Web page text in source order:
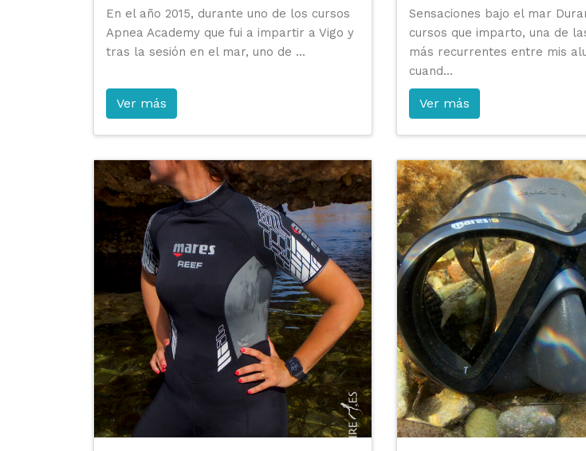
En el año 2015, durante uno de los cursos
Apnea Academy que fui a impartir a Vigo y
tras la sesión en el mar, uno de ...
Ver más
Sensaciones bajo el mar
cursos que imparto, una de
más recurrentes entre mis
cuand...
Ver más